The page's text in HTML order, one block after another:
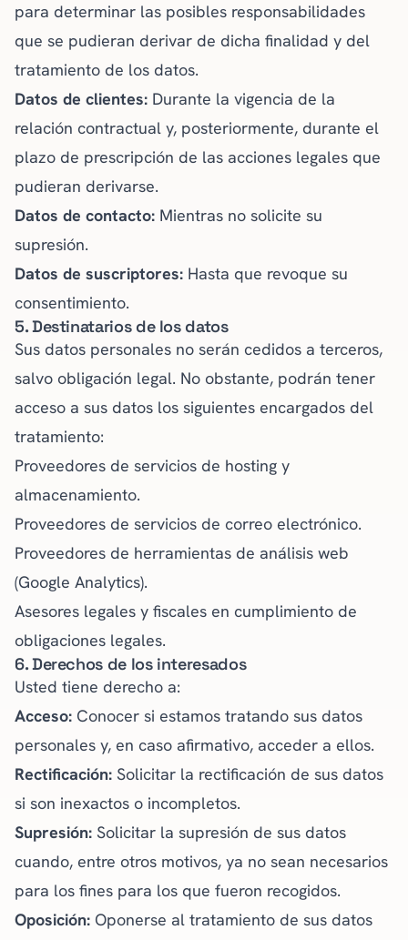
para determinar las posibles responsabilidades
que se pudieran derivar de dicha finalidad y del
tratamiento de los datos.
Datos de clientes: Durante la vigencia de la
relación contractual y, posteriormente, durante el
plazo de prescripción de las acciones legales que
pudieran derivarse.
Datos de contacto: Mientras no solicite su
supresión.
Datos de suscriptores: Hasta que revoque su
consentimiento.
5. Destinatarios de los datos
Sus datos personales no serán cedidos a terceros,
salvo obligación legal. No obstante, podrán tener
acceso a sus datos los siguientes encargados del
tratamiento:
Proveedores de servicios de hosting y
almacenamiento.
Proveedores de servicios de correo electrónico.
Proveedores de herramientas de análisis web
(Google Analytics).
Asesores legales y fiscales en cumplimiento de
obligaciones legales.
6. Derechos de los interesados
Usted tiene derecho a:
Acceso: Conocer si estamos tratando sus datos
personales y, en caso afirmativo, acceder a ellos.
Rectificación: Solicitar la rectificación de sus datos
si son inexactos o incompletos.
Supresión: Solicitar la supresión de sus datos
cuando, entre otros motivos, ya no sean necesarios
para los fines para los que fueron recogidos.
Oposición: Oponerse al tratamiento de sus datos